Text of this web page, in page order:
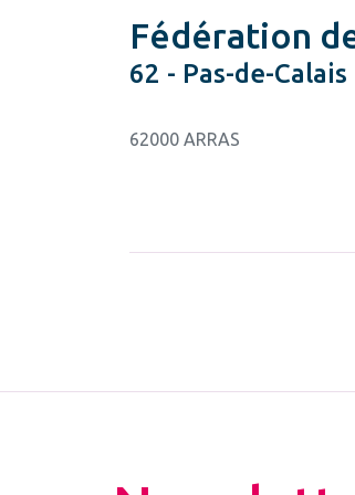
Fédération
62 - Pas-de-Calais
62000 ARRAS